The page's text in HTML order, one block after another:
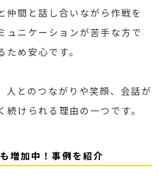
仲間と話し合いながら作戦を
ュニケーションが苦手な方で
め安心です。
人とのつながりや笑顔、会話が
けられる理由の一つです。
増加中！事例を紹介